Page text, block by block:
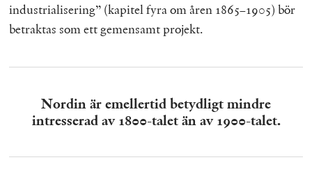
industrialisering” (kapitel fyra om åren 1865–1905) bör
betraktas som ett gemensamt projekt.
Nordin är emellertid betydligt mindre
intresserad av 1800-talet än av 1900-talet.